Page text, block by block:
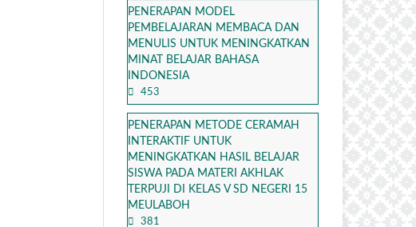
PENERAPAN MODEL
PEMBELAJARAN MEMBACA DAN
MENULIS UNTUK MENINGKATKAN
MINAT BELAJAR BAHASA
INDONESIA
453
PENERAPAN METODE CERAMAH
INTERAKTIF UNTUK
MENINGKATKAN HASIL BELAJAR
SISWA PADA MATERI AKHLAK
TERPUJI DI KELAS V SD NEGERI 15
MEULABOH
381